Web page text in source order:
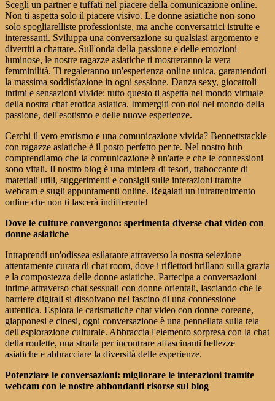
Scegli un partner e tuffati nel piacere della comunicazione online.
Non ti aspetta solo il piacere visivo. Le donne asiatiche non sono
solo spogliarelliste professioniste, ma anche conversatrici istruite e
interessanti. Sviluppa una conversazione su qualsiasi argomento e
divertiti a chattare. Sull'onda della passione e delle emozioni
luminose, le nostre ragazze asiatiche ti mostreranno la vera
femminilità. Ti regaleranno un'esperienza online unica, garantendoti
la massima soddisfazione in ogni sessione. Danza sexy, giocattoli
intimi e sensazioni vivide: tutto questo ti aspetta nel mondo virtuale
della nostra chat erotica asiatica. Immergiti con noi nel mondo della
passione, dell'esotismo e delle nuove esperienze.
Cerchi il vero erotismo e una comunicazione vivida? Bennettstackle
con ragazze asiatiche è il posto perfetto per te. Nel nostro hub
comprendiamo che la comunicazione è un'arte e che le connessioni
sono vitali. Il nostro blog è una miniera di tesori, traboccante di
materiali utili, suggerimenti e consigli sulle interazioni tramite
webcam e sugli appuntamenti online. Regalati un intrattenimento
online che non ti lascerà indifferente!
Dove le culture convergono: sperimenta diverse chat video con
donne asiatiche
Intraprendi un'odissea esilarante attraverso la nostra selezione
attentamente curata di chat room, dove i riflettori brillano sulla grazia
e la compostezza delle donne asiatiche. Partecipa a conversazioni
intime attraverso chat sessuali con donne orientali, lasciando che le
barriere digitali si dissolvano nel fascino di una connessione
autentica. Esplora le carismatiche chat video con donne coreane,
giapponesi e cinesi, ogni conversazione è una pennellata sulla tela
dell'esplorazione culturale. Abbraccia l'elemento sorpresa con la chat
della roulette, una strada per incontrare affascinanti bellezze
asiatiche e abbracciare la diversità delle esperienze.
Potenziare le conversazioni: migliorare le interazioni tramite
webcam con le nostre abbondanti risorse sul blog